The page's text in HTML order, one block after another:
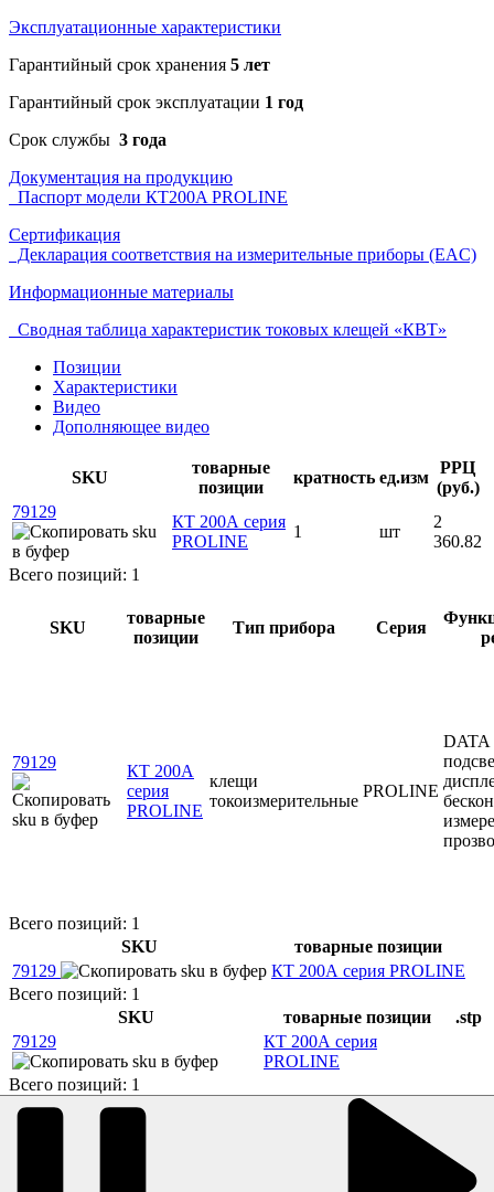
Эксплуатационные характеристики
Гарантийный срок хранения 5 лет
Гарантийный срок эксплуатации 1 год
Срок службы 3 года
Документация на продукцию
Паспорт модели КТ200A PROLINE
Сертификация
Декларация соответствия на измерительные приборы (EAC)
Информационные материалы
Сводная таблица характеристик токовых клещей «КВТ»
Позиции
Характеристики
Видео
Дополняющее видео
SKU
товарные
позиции
кратность ед.изм
РРЦ
(руб.)
79129
КТ 200А серия
PROLINE
1 шт
2
360.82
Всего позиций: 1
SKU
товарные
позиции
Тип прибора Серия
79129
КТ 200А
серия
PROLINE
клещи
токоизмерительные
PROLINE
Всего позиций: 1
SKU
товарные позиции
79129
КТ 200А серия PROLINE
Всего позиций: 1
SKU
товарные позиции
.stp
79129
КТ 200А серия
PROLINE
Всего позиций: 1